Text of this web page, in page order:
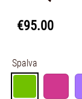
€95.00
Spalva